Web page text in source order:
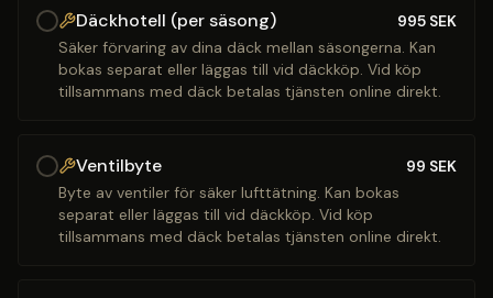
Däckhotell (per säsong) 995 SEK
Säker förvaring av dina däck mellan säsongerna. Kan
bokas separat eller läggas till vid däckköp. Vid köp
tillsammans med däck betalas tjänsten online direkt.
Ventilbyte 99 SEK
Byte av ventiler för säker lufttätning. Kan bokas
separat eller läggas till vid däckköp. Vid köp
tillsammans med däck betalas tjänsten online direkt.